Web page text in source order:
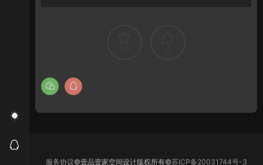
服务协议©壹品壹家空间设计版权所有©苏ICP备20031744号-3